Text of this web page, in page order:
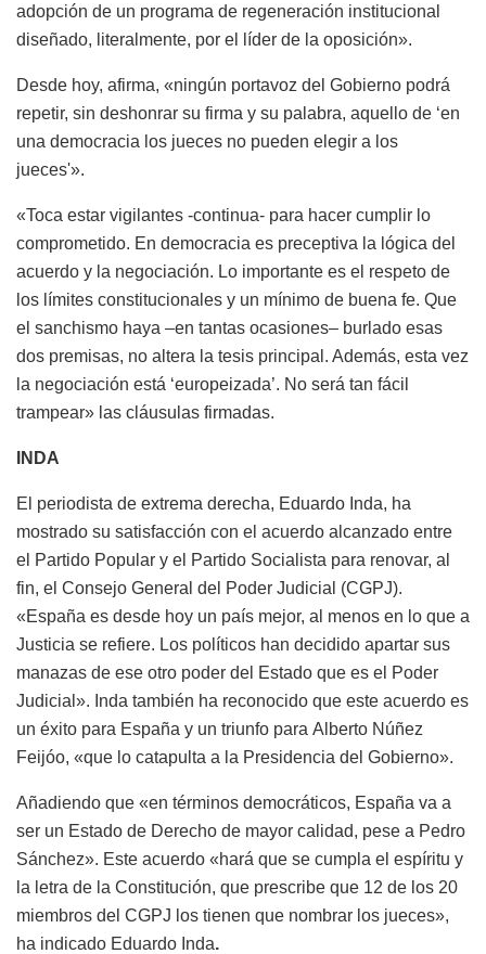
adopción de un programa de regeneración institucional
diseñado, literalmente, por el líder de la oposición».
Desde hoy, afirma, «ningún portavoz del Gobierno podrá
repetir, sin deshonrar su firma y su palabra, aquello de ‘en
una democracia los jueces no pueden elegir a los
jueces'».
«Toca estar vigilantes -continua- para hacer cumplir lo
comprometido. En democracia es preceptiva la lógica del
acuerdo y la negociación. Lo importante es el respeto de
los límites constitucionales y un mínimo de buena fe. Que
el sanchismo haya –en tantas ocasiones– burlado esas
dos premisas, no altera la tesis principal. Además, esta vez
la negociación está ‘europeizada’. No será tan fácil
trampear» las cláusulas firmadas.
INDA
El periodista de extrema derecha, Eduardo Inda, ha
mostrado su satisfacción con el acuerdo alcanzado entre
el Partido Popular y el Partido Socialista para renovar, al
fin, el Consejo General del Poder Judicial (CGPJ).
«España es desde hoy un país mejor, al menos en lo que a
Justicia se refiere. Los políticos han decidido apartar sus
manazas de ese otro poder del Estado que es el Poder
Judicial». Inda también ha reconocido que este acuerdo es
un éxito para España y un triunfo para Alberto Núñez
Feijóo, «que lo catapulta a la Presidencia del Gobierno».
Añadiendo que «en términos democráticos, España va a
ser un Estado de Derecho de mayor calidad, pese a Pedro
Sánchez». Este acuerdo «hará que se cumpla el espíritu y
la letra de la Constitución, que prescribe que 12 de los 20
miembros del CGPJ los tienen que nombrar los jueces»,
ha indicado Eduardo Inda.